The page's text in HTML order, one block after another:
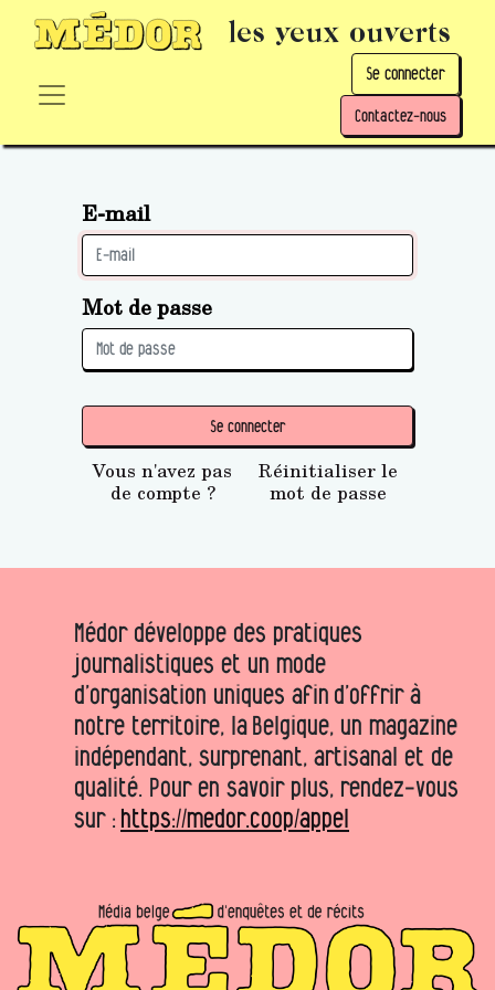
les yeux ouverts
Se connecter
Contactez-nous
E-mail
Mot de passe
Se connecter
Vous n'avez pas
de compte ?
Réinitialiser le
mot de passe
Médor développe des pratiques
journalistiques et un mode
d’organisation uniques afin d’offrir à
notre territoire, la Belgique, un magazine
indépendant, surprenant, artisanal et de
qualité. Pour en savoir plus, rendez-vous
sur : https://medor.coop/appel